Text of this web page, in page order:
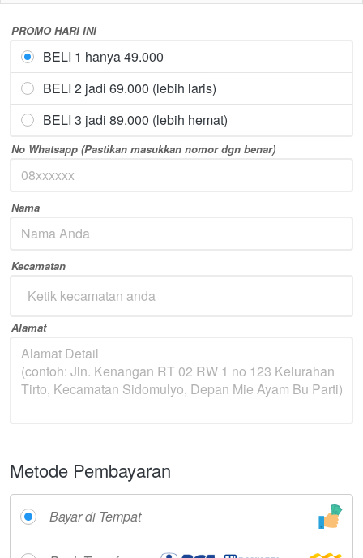
PROMO HARI INI
BELI 1 hanya 49.000
BELI 2 jadi 69.000 (lebih laris)
BELI 3 jadi 89.000 (lebih hemat)
No Whatsapp (Pastikan masukkan nomor dgn benar)
Nama
Kecamatan
Ketik kecamatan anda
Alamat
Metode Pembayaran
Bayar di Tempat